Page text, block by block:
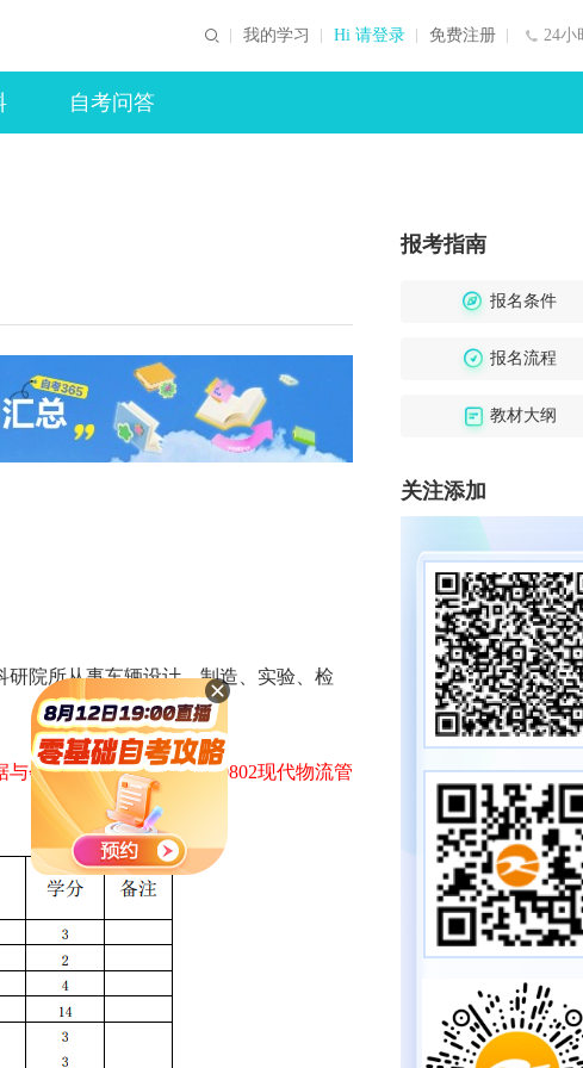
24小
我的学习 Hi 请登录 免费注册
自考问答
院所从事车辆设计、制造、实验、检
会计专业（专科）、530802现代物流管
报考指南
报名条件
报名流程
教材大纲
关注添加